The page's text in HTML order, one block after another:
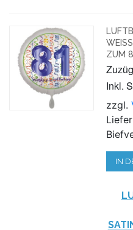
UM
Inkl.
zzgl.
IN